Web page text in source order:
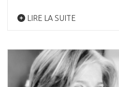
LIRE LA SUITE